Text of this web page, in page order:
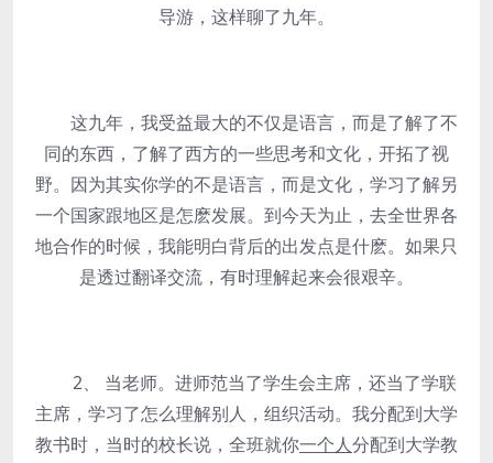
导游，这样聊了九年。
这九年，我受益最大的不仅是语言，而是了解了不
同的东西，了解了西方的一些思考和文化，开拓了视
野。因为其实你学的不是语言，而是文化，学习了解另
一个国家跟地区是怎麽发展。到今天为止，去全世界各
地合作的时候，我能明白背后的出发点是什麽。如果只
是透过翻译交流，有时理解起来会很艰辛。
2、 当老师。进师范当了学生会主席，还当了学联
主席，学习了怎么理解别人，组织活动。我分配到大学
教书时，当时的校长说，全班就你一个人分配到大学教